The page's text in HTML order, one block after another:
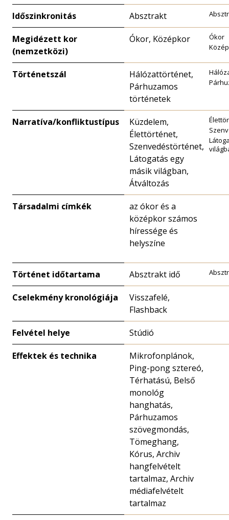
Időszinkronitás Absztrakt
Megidézett kor
(nemzetközi)
Ókor, Középkor
Ókor
Történetszál
Hálózattörténet,
Párhuzamos
történetek
Narratíva/konfliktustípus
Küzdelem,
Élettörténet,
Szenvedéstörténet,
Látogatás egy
másik világban,
Átváltozás
Társadalmi címkék
az ókor és a
középkor számos
híressége és
helyszíne
Történet időtartama Absztrakt idő
Cselekmény kronológiája
Visszafelé,
Flashback
Felvétel helye Stúdió
Effektek és technika
Mikrofonplánok,
Ping-pong sztereó,
Térhatású, Belső
monológ
hanghatás,
Párhuzamos
szövegmondás,
Tömeghang,
Kórus, Archiv
hangfelvételt
tartalmaz, Archiv
médiafelvételt
tartalmaz